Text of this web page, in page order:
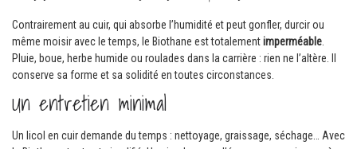
Contrairement au cuir, qui absorbe l’humidité et peut gonfler, durcir ou
même moisir avec le temps, le Biothane est totalementimperméable
Pluie, boue, herbe humide ou roulades dans la carrière : rien ne l’altère. Il
conserve sa forme et sa solidité en toutes circonstances.
Un entretien minimal
Un licol en cuir demande du temps : nettoyage, graissage, séchage… Avec